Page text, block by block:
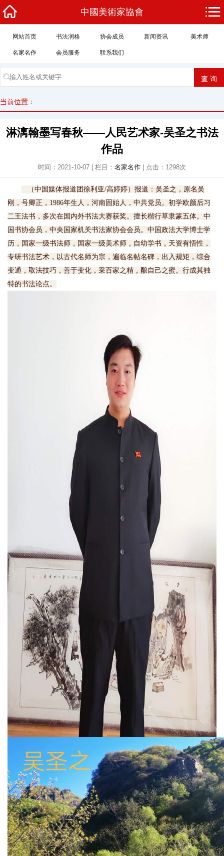
中國美術家協會
网站首页 书法润格 协会成员 新闻资讯 美术师
名家名作 会员服务 联系我们
当前位置：
淋漓翰墨写春秋——人民艺术家-吴圣之书法
作品
时间：2021-10-07 | 栏目： 名家名作 | 点击：1298次
（中国媒体报道团徐利亚/高婷婷）报道：吴圣之，原名吴
刚，号卿正，1986年生人，河南固始人，中共党员。初学欧颜后习
二王法书，多次在国内外书法大赛获奖。擅长楷行草隶篆五体。中
国书协会员，中央国家机关书法家协会会员。中国政法大学博士学
历，国家一级书法师，国家一级美术师，自幼学书，天资有悟性，
专研书法艺术，以古代名师为宗，遍临名帖名碑，出入规矩，综合
变通，取法技巧，善于变化，采百家之精，酿自己之蜜。行成其独
特的书法论点。